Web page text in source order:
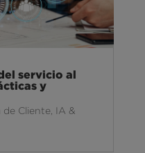
servicio al
y
de Cliente, IA &